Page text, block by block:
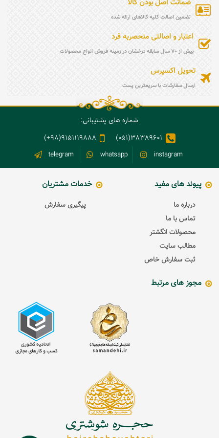
ضمانت اصل بودن کالا
تضمین اصالت کلیه کالاهای ارائه شده
اعتبار و اصالتی منحصربه فرد
بیش از 70 سال سابقه درخشان در زمینه فروش انواع محصولات
تحویل اکسپرس
ارسال سفارشات با سریعترین پست
شماره های پشتیبانی:
38389601(051)
9151119888(98+)
instagram
whatsapp
telegram
پیوند های مفید
درباره ما
تماس با ما
محصولات انگشتر
مطالب سایت
ثبت سفارش خاص
خدمات مشتریان
پیگیری سفارش
مجوز های مرتبط